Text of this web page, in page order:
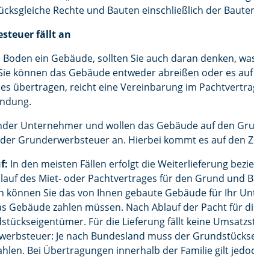
Rechte und Bauten einschließlich der
fällt an
ein Gebäude, sollten Sie auch daran denken,
können das Gebäude entweder abreißen oder es
übertragen, reicht eine Vereinbarung im
Unternehmer und wollen das Gebäude auf den
Grunderwerbsteuer an. Hierbei kommt es auf den
In den meisten Fällen erfolgt die Weiterlieferung
des Miet- oder Pachtvertrages für den Grund und
können Sie das von Ihnen gebaute Gebäude für Ihr
Gebäude zahlen müssen. Nach Ablauf der Pacht für
Für die Lieferung fällt keine
Je nach Bundesland muss der
Bei Übertragungen innerhalb der Familie gilt